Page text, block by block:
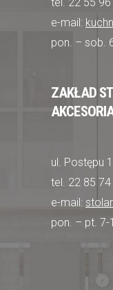
e-mail:
pon. – sob.
ZAKŁAD
ul. Postępu
tel. 22 85 74
e-mail:
pon. – pt.